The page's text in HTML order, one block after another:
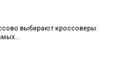
выбирают кроссоверы: